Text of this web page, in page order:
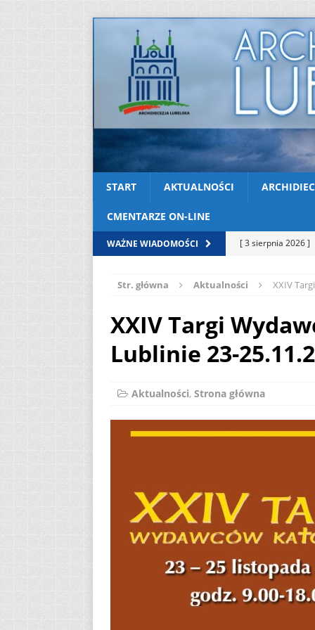
START AKTUALNOŚCI
CMENTARZE ON-LINE
WAŻNE WIADOMOŚCI [ 3 sierpnia 2026 ]
[ 2 sierpnia 2026 ]
[ 2 sierpnia 2026 ]
[ 2 sierpnia 2026 ]
12
Str. główna Aktualności XXIV
XXIV Targi
Lublinie 23-
Aktualności, Strona główna